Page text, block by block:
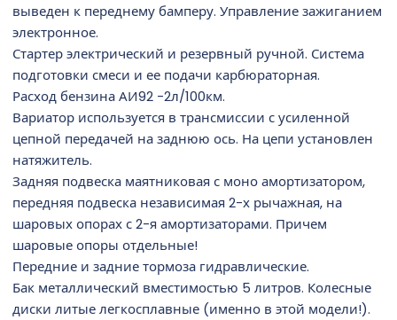
выведен к переднему бамперу. Управление зажиганием
электронное.
Стартер электрический и резервный ручной. Система
подготовки смеси и ее подачи карбюраторная.
Расход бензина АИ92 -2л/100км.
Вариатор используется в трансмиссии с усиленной
цепной передачей на заднюю ось. На цепи установлен
натяжитель.
Задняя подвеска маятниковая с моно амортизатором,
передняя подвеска независимая 2-х рычажная, на
шаровых опорах с 2-я амортизаторами. Причем
шаровые опоры отдельные!
Передние и задние тормоза гидравлические.
Бак металлический вместимостью 5 литров. Колесные
диски литые легкосплавные (именно в этой модели!).